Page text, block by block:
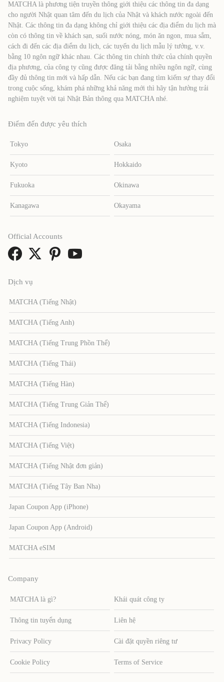
MATCHA là phương tiện truyền thông giới thiệu các thông tin đa dạng
cho người Nhật quan tâm đến du lịch của Nhật và khách nước ngoài đến
Nhật. Các thông tin đa dạng không chỉ giới thiệu các địa điểm du lịch mà
còn có thông tin về khách sạn, suối nước nóng, món ăn ngon, mua sắm,
cách đi đến các địa điểm du lịch, các tuyến du lịch mẫu lý tưởng, v.v.
bằng 10 ngôn ngữ khác nhau. Các thông tin chính thức của chính quyền
địa phương, của công ty cũng được đăng tải bằng nhiều ngôn ngữ, cùng
đầy đủ thông tin mới và hấp dẫn. Nếu các bạn đang tìm kiếm sự thay đổi
trong cuộc sống, khám phá những khả năng mới thì hãy tận hưởng trải
nghiệm tuyệt vời tại Nhật Bản thông qua MATCHA nhé.
Điểm đến được yêu thích
Tokyo Osaka
Kyoto Hokkaido
Fukuoka Okinawa
Kanagawa Okayama
Dịch vụ
MATCHA (Tiếng Nhật)
MATCHA (Tiếng Anh)
MATCHA (Tiếng Trung Phồn Thể)
MATCHA (Tiếng Thái)
MATCHA (Tiếng Hàn)
MATCHA (Tiếng Trung Giản Thể)
MATCHA (Tiếng Indonesia)
MATCHA (Tiếng Việt)
MATCHA (Tiếng Nhật đơn giản)
MATCHA (Tiếng Tây Ban Nha)
Japan Coupon App (iPhone)
Japan Coupon App (Android)
MATCHA eSIM
Company
MATCHA là gì? Khái quát công ty
Thông tin tuyển dụng Liên hệ
Privacy Policy Cài đặt quyền riêng tư
Cookie Policy Terms of Service
Official Accounts